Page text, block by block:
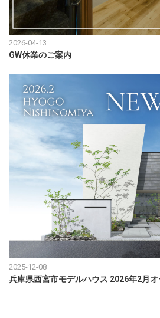
2026-04-13
GW休業のご案内
2025-12-08
兵庫県西宮市モデルハウス 2026年2月オ